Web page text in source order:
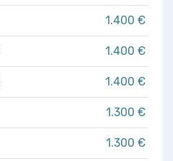
1.400 €
1.400 €
1.400 €
1.300 €
1.300 €